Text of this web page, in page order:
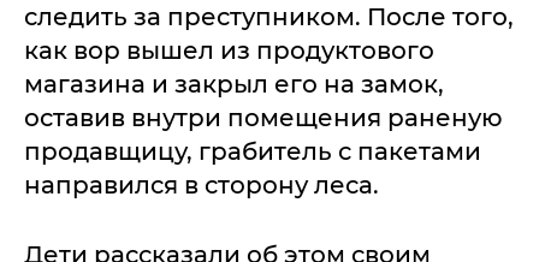
следить за преступником. После того,
как вор вышел из продуктового
магазина и закрыл его на замок,
оставив внутри помещения раненую
продавщицу, грабитель с пакетами
направился в сторону леса.
Дети рассказали об этом своим